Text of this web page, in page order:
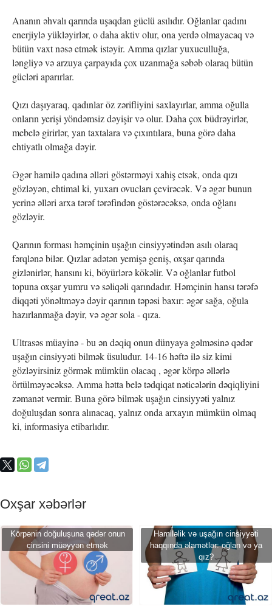
Ananın əhvalı qarında uşaqdan güclü asılıdır. Oğlanlar qadını
enerjiylə yükləyirlər, o daha aktiv olur, ona yerdə olmayacaq və
bütün vaxt nəsə etmək istəyir. Amma qızlar yuxuculluğa,
ləngliyə və arzuya çarpayıda çox uzanmağa səbəb olaraq bütün
gücləri aparırlar.
Qızı daşıyaraq, qadınlar öz zərifliyini saxlayırlar, amma oğulla
onların yerişi yöndəmsiz dəyişir və olur. Daha çox büdrəyirlər,
mebelə girirlər, yan taxtalara və çıxıntılara, buna görə daha
ehtiyatlı olmağa dəyir.
Əgər hamilə qadına əlləri göstərməyi xahiş etsək, onda qızı
gözləyən, ehtimal ki, yuxarı ovucları çevirəcək. Və əgər bunun
yerinə əlləri arxa tərəf tərəfindən göstərəcəksə, onda oğlanı
gözləyir.
Qarının forması həmçinin uşağın cinsiyyətindən asılı olaraq
fərqlənə bilər. Qızlar adətən yemişə geniş, oxşar qarında
gizlənirlər, hansını ki, böyürlərə kökəlir. Və oğlanlar futbol
topuna oxşar yumru və səliqəli qarındadır. Həmçinin hansı tərəfə
diqqəti yönəltməyə dəyir qarının təpəsi baxır: əgər sağa, oğula
hazırlanmağa dəyir, və əgər sola - qıza.
Ultrasəs müayinə - bu ən dəqiq onun dünyaya gəlməsinə qədər
uşağın cinsiyyəti bilmək üsuludur. 14-16 həftə ilə siz kimi
gözləyirsiniz görmək mümkün olacaq , əgər körpə əllərlə
örtülməyəcəksə. Amma hətta belə tədqiqat nəticələrin dəqiqliyini
zəmanət vermir. Buna görə bilmək uşağın cinsiyyəti yalnız
doğuluşdan sonra alınacaq, yalnız onda arxayın mümkün olmaq
ki, informasiya etibarlıdır.
Oxşar xəbərlər
Körpənin doğuluşuna qədər onun
cinsini müəyyən etmək
Hamiləlik və uşağın cinsiyyəti
haqqında əlamətlər: oğlan və ya
qız?